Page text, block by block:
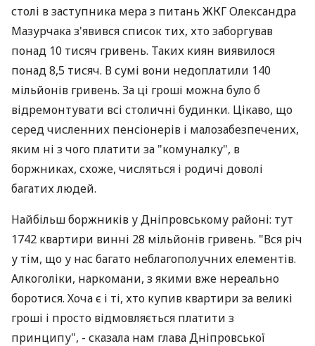
столі в заступника мера з питань ЖКГ Олександра
Мазурчака з'явився список тих, хто заборгував
понад 10 тисяч гривень. Таких киян виявилося
понад 8,5 тисяч. В сумі вони недоплатили 140
мільйонів гривень. За ці гроші можна було б
відремонтувати всі столичні будинки. Цікаво, що
серед численних пенсіонерів і малозабезпечених,
яким ні з чого платити за "комуналку", в
боржниках, схоже, числяться і родичі доволі
багатих людей.
Найбільш боржників у Дніпровському районі: тут
1742 квартири винні 28 мільйонів гривень. "Вся річ
у тім, що у нас багато неблагополучних елементів.
Алкоголіки, наркомани, з якими вже нереально
боротися. Хоча є і ті, хто купив квартири за великі
гроші і просто відмовляється платити з
принципу", - сказала нам глава Дніпровської